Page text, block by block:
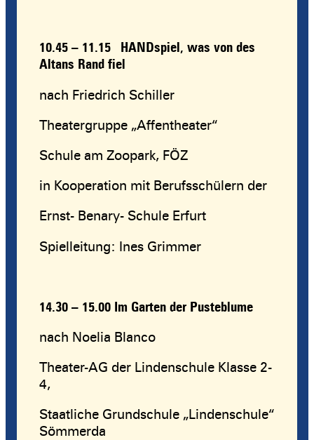
10.45 – 11.15
HANDspiel, was von des
Altans Rand fiel
nach Friedrich Schiller
Theatergruppe „Affentheater“
Schule am Zoopark, FÖZ
in Kooperation mit Berufsschülern der
Ernst- Benary- Schule Erfurt
Spielleitung: Ines Grimmer
14.30 – 15.00 Im Garten der Pusteblume
nach Noelia Blanco
Theater-AG der Lindenschule Klasse 2-
4,
Staatliche Grundschule „Lindenschule“
Sömmerda